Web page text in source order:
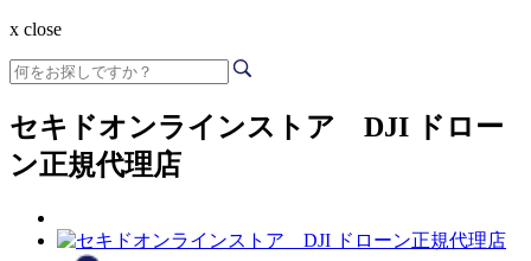
x close
セキドオンラインストア DJI ドロー
ン正規代理店